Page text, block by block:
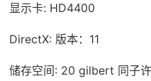
显示卡: HD4400
DirectX: 版本：11
储存空间: 20 gilbert 同子